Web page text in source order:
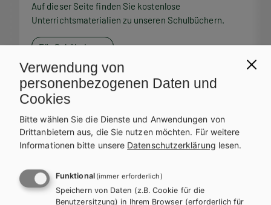
Auf dieser Seite finden Sie kostenlose
Unterrichtsmaterialien zu unseren Schulbüchern.
Für SchülerInnen
Service Team
zur Verfügung.
Verwendung von
personenbezogenen Daten und
Cookies
Bitte wählen Sie die Dienste und Anwendungen von
Drittanbietern aus, die Sie nutzen möchten. Für weitere
Informationen bitte unsere Datenschutzerklärung lesen.
Funktional (immer erforderlich)
Speichern von Daten (z.B. Cookie für die
Benutzersitzung) in Ihrem Browser (erforderlich für